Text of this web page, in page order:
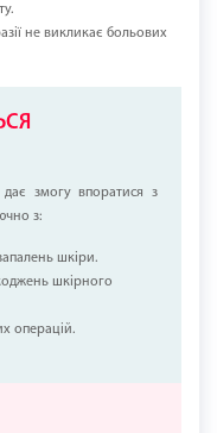
не викликає больових
змогу впоратися з
з:
шкіри.
шкірного
операцій.